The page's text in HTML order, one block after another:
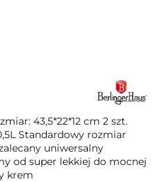
43,5*22*12 cm 2 szt.
Standardowy rozmiar
uniwersalny
od super lekkiej do mocnej
krem